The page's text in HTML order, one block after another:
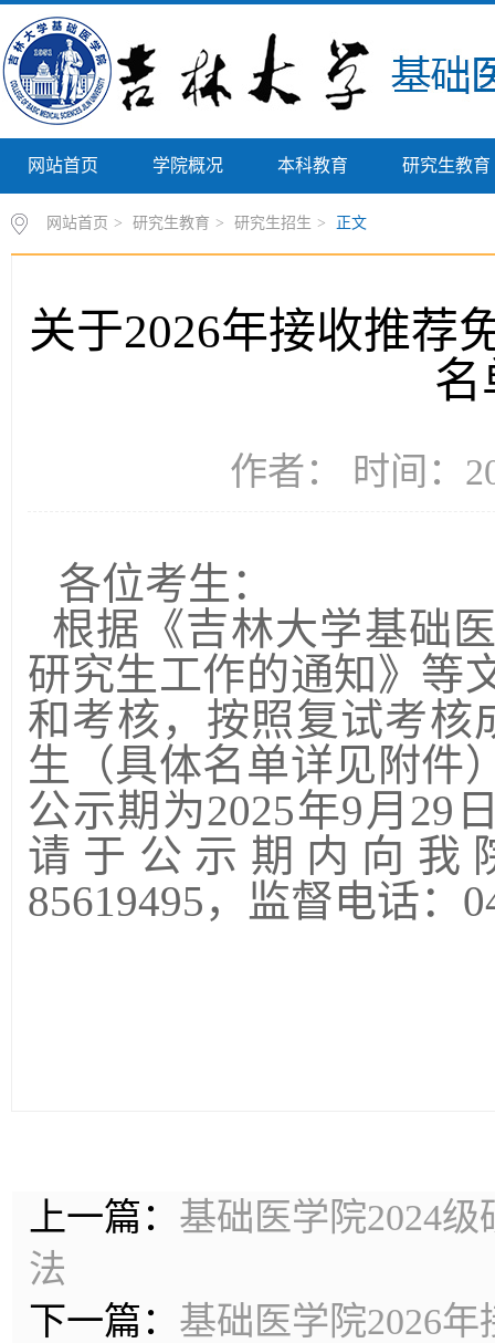
网站首页 学院概况 本科教育 研究生教育
网站首页 > 研究生教育 > 研究生招生 > 正文
关于2026年接收推荐
名
作者： 时间：
各位考生：
根据《吉林大学基础
研究生工作的通知》等
和考核，按照复试考核
生（具体名单详见附件
公示期为2025年9月29
请于公示期内向我
85619495，监督电话：
上一篇： 基础医学院2024
法
下一篇： 基础医学院2026